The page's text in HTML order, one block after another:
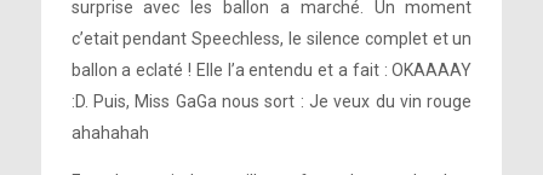
surprise avec les ballon a marché. Un moment
c’etait pendant Speechless, le silence complet et un
ballon a eclaté ! Elle l’a entendu et a fait : OKAAAAY
:D. Puis, Miss GaGa nous sort : Je veux du vin rouge
ahahahah